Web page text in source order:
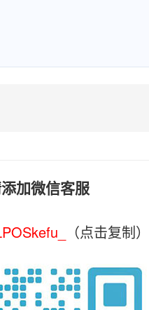
加微信客服
（点击复制）